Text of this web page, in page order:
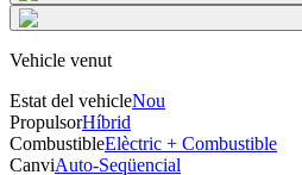
Vehicle venut
Estat del vehicleNou
PropulsorHíbrid
CombustibleElèctric + Combustible
CanviAuto-Seqüencial